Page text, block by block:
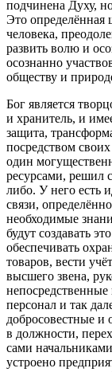
подчинена Духу,
Это определённая
человека,
развить волю и
осознанно
обществу и
Бог является
и хранитель, и
защита,
посредством
один
ресурсами, решил
либо. У него есть
связи,
необходимые
будут создавать
обеспечивать
товаров, вести
высшего звена,
персонал и так
добросовестные и
в должности,
сами
устроено